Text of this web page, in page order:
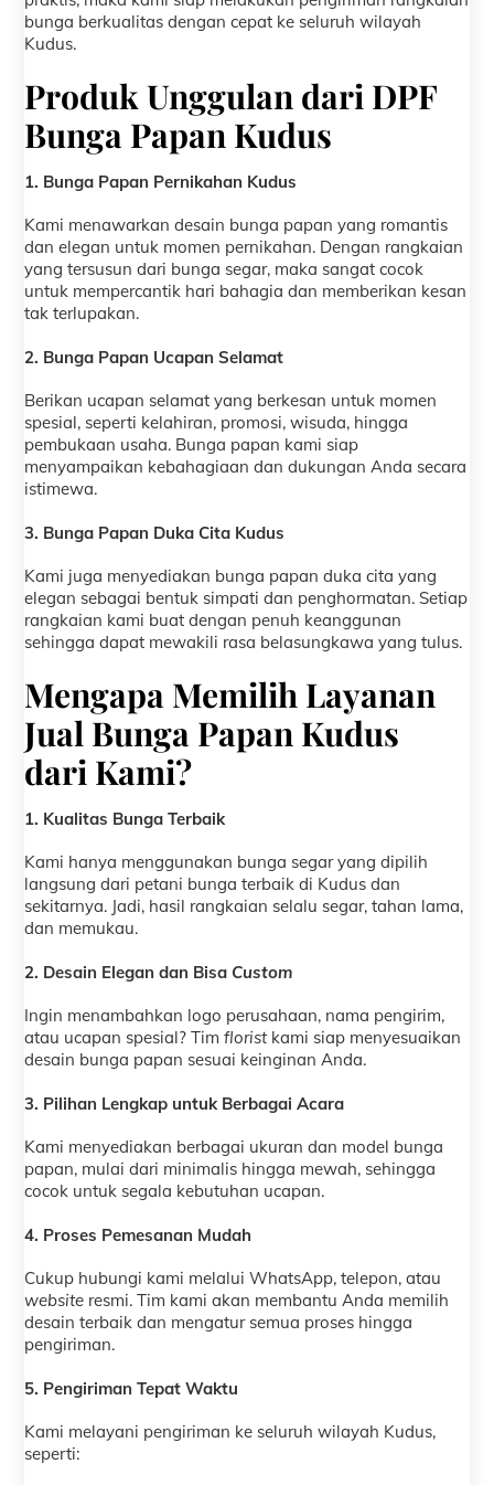
bunga berkualitas dengan cepat ke seluruh wilayah
Kudus.
Produk Unggulan dari DPF
Bunga Papan Kudus
1. Bunga Papan Pernikahan Kudus
Kami menawarkan desain bunga papan yang romantis
dan elegan untuk momen pernikahan. Dengan rangkaian
yang tersusun dari bunga segar, maka sangat cocok
untuk mempercantik hari bahagia dan memberikan kesan
tak terlupakan.
2. Bunga Papan Ucapan Selamat
Berikan ucapan selamat yang berkesan untuk momen
spesial, seperti kelahiran, promosi, wisuda, hingga
pembukaan usaha. Bunga papan kami siap
menyampaikan kebahagiaan dan dukungan Anda secara
istimewa.
3. Bunga Papan Duka Cita Kudus
Kami juga menyediakan bunga papan duka cita yang
elegan sebagai bentuk simpati dan penghormatan. Setiap
rangkaian kami buat dengan penuh keanggunan
sehingga dapat mewakili rasa belasungkawa yang tulus.
Mengapa Memilih Layanan
Jual Bunga Papan Kudus
dari Kami?
1. Kualitas Bunga Terbaik
Kami hanya menggunakan bunga segar yang dipilih
langsung dari petani bunga terbaik di Kudus dan
sekitarnya. Jadi, hasil rangkaian selalu segar, tahan lama,
dan memukau.
2. Desain Elegan dan Bisa Custom
Ingin menambahkan logo perusahaan, nama pengirim,
atau ucapan spesial? Timflorist kami siap menyesuaikan
desain bunga papan sesuai keinginan Anda.
3. Pilihan Lengkap untuk Berbagai Acara
Kami menyediakan berbagai ukuran dan model bunga
papan, mulai dari minimalis hingga mewah, sehingga
cocok untuk segala kebutuhan ucapan.
4. Proses Pemesanan Mudah
Cukup hubungi kami melalui WhatsApp, telepon, atau
website resmi. Tim kami akan membantu Anda memilih
desain terbaik dan mengatur semua proses hingga
pengiriman.
5. Pengiriman Tepat Waktu
Kami melayani pengiriman ke seluruh wilayah Kudus,
seperti: